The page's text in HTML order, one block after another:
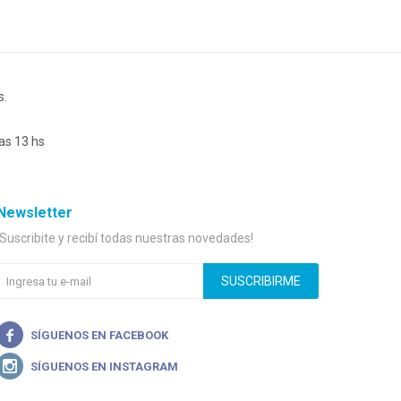
13 hs
y recibí todas nuestras novedades!
SUSCRIBIRME

